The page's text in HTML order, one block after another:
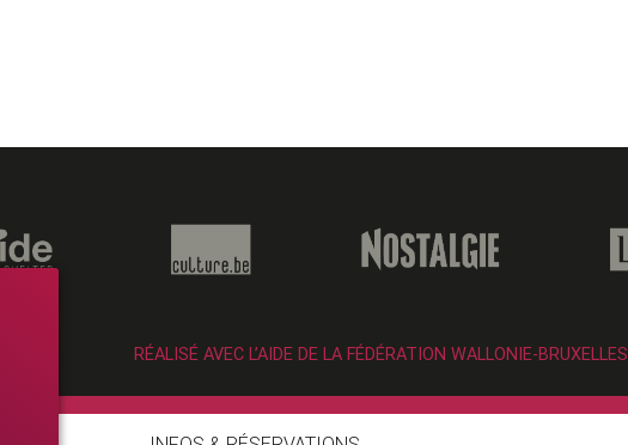
RÉALISÉ AVEC L’AIDE DE LA FÉDÉRATION WALLONIE-BRUXELLES